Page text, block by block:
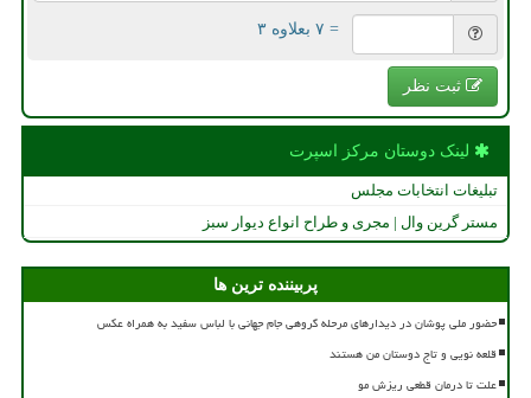
= ۷ بعلاوه ۳
ثبت نظر
لینک دوستان مركز اسپرت
تبلیغات انتخابات مجلس
مستر گرین وال | مجری و طراح انواع دیوار سبز
پربیننده ترین ها
حضور ملی پوشان در دیدارهای مرحله گروهی جام جهانی با لباس سفید به همراه عکس
قلعه نویی و تاج دوستان من هستند
علت تا درمان قطعی ریزش مو